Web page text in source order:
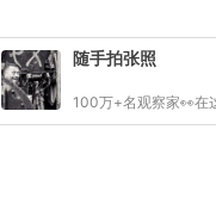
随手拍张照